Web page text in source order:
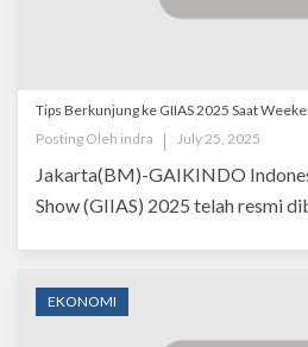
Tips Berkunjung ke GIIAS 2025 Saat
Posting Oleh indra July 25, 2025
Jakarta(BM)-GAIKINDO
Show (GIIAS) 2025 telah resmi
EKONOMI